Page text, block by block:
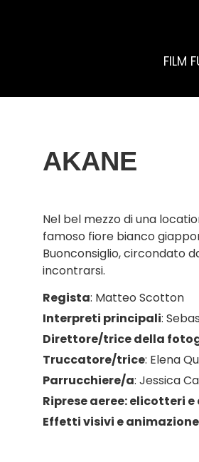
FILM
AKANE
Nel bel mezzo di una
famoso fiore bianco
Buonconsiglio, circondato
incontrarsi.
Regista: Matteo Scotton
Interpreti principali:
Direttore/trice della
Truccatore/trice: Elena
Parrucchiere/a: Jessica
Riprese aeree: elicotteri e
Effetti visivi e animazione